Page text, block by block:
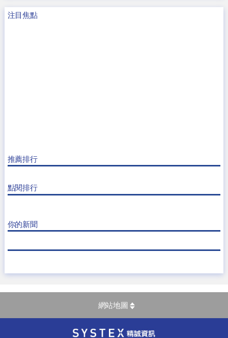
注目焦點
推薦排行
點閱排行
你的新聞
網站地圖